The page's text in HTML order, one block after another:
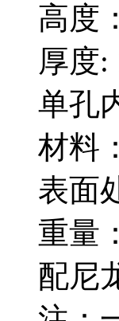
高度
厚度:
单孔
材料
表面
重量
配尼